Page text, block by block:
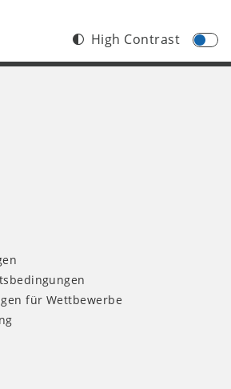
High Contrast
für Wettbewerbe